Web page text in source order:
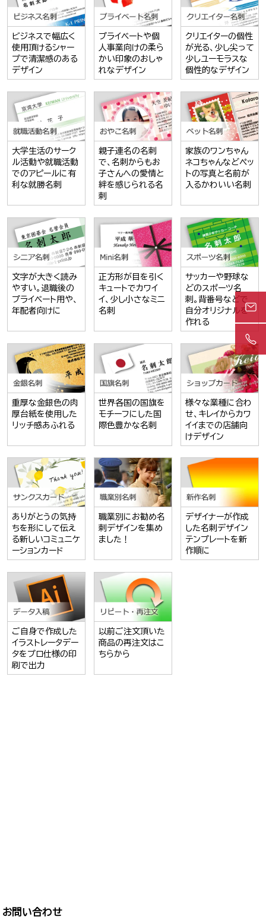
ビジネスで幅広く
使用頂けるシャー
プで清潔感のある
デザイン
プライベートや個
人事業向けの柔ら
かい印象のおしゃ
れなデザイン
クリエイターの個性
が光る、少し尖って
少しユーモラスな
個性的なデザイン
大学生活のサーク
ル活動や就職活動
でのアピールに有
利な就勝名刺
親子連名の名刺
で、名刺からもお
子さんへの愛情と
絆を感じられる名
刺
家族のワンちゃん
ネコちゃんなどペッ
トの写真と名前が
入るかわいい名刺
文字が大きく読み
やすい。退職後の
プライベート用や、
年配者向けに
正方形が目を引く
キュートでカワイ
イ、少し小さなミニ
名刺
サッカーや野球な
どのスポーツ名
刺。背番号などで
自分オリジナルを
作れる
重厚な金銀色の肉
厚台紙を使用した
リッチ感あふれる
世界各国の国旗を
モチーフにした国
際色豊かな名刺
様々な業種に合わ
せ、キレイからカワ
イイまでの店舗向
けデザイン
ありがとうの気持
ちを形にして伝え
る新しいコミュニケ
ーションカード
職業別にお勧め名
刺デザインを集め
ました！
デザイナーが作成
した名刺デザイン
テンプレートを新
作順に
ご自身で作成した
イラストレータデー
タをプロ仕様の印
刷で出力
以前ご注文頂いた
商品の再注文はこ
ちらから
お問い合わせ